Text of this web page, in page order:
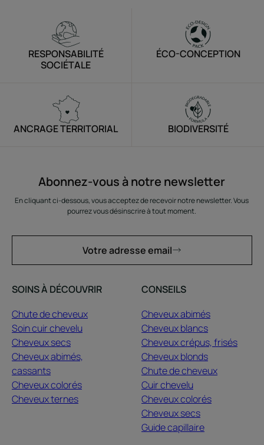
RESPONSABILITÉ
SOCIÉTALE
ÉCO-CONCEPTION
ANCRAGE TERRITORIAL BIODIVERSITÉ
Abonnez-vous à notre newsletter
En cliquant ci-dessous, vous acceptez de recevoir notre newsletter. Vous
pourrez vous désinscrire à tout moment.
Votre adresse email
SOINS À DÉCOUVRIR
Chute de cheveux
Soin cuir chevelu
Cheveux secs
Cheveux abimés,
cassants
Cheveux colorés
Cheveux ternes
CONSEILS
Cheveux abimés
Cheveux blancs
Cheveux crépus, frisés
Cheveux blonds
Chute de cheveux
Cuir chevelu
Cheveux colorés
Cheveux secs
Guide capillaire